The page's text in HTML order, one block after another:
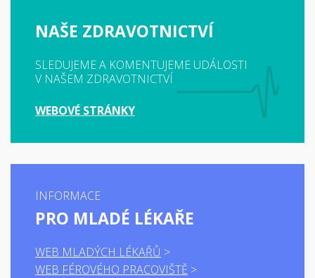
NAŠE ZDRAVOTNICTVÍ
SLEDUJEME A KOMENTUJEME UDÁLOSTI
V NAŠEM ZDRAVOTNICTVÍ
WEBOVÉ STRÁNKY
INFORMACE
PRO MLADÉ LÉKAŘE
WEB MLADÝCH LÉKAŘŮ
WEB FÉROVÉHO PRACOVIŠTĚ